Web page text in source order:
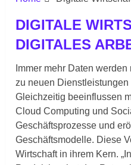
DIGITALE
DIGITALES
Immer mehr Daten
zu neuen Dienstleistungen
Gleichzeitig beeinflussen
Cloud Computing und
Geschäftsprozesse und
Geschäftsmodelle. Diese
Wirtschaft in ihrem Kern.